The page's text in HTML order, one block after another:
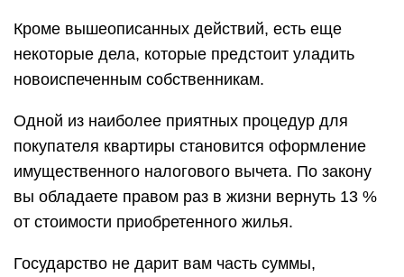
Кроме вышеописанных действий, есть еще
некоторые дела, которые предстоит уладить
новоиспеченным собственникам.
Одной из наиболее приятных процедур для
покупателя квартиры становится оформление
имущественного налогового вычета. По закону
вы обладаете правом раз в жизни вернуть 13 %
от стоимости приобретенного жилья.
Государство не дарит вам часть суммы,